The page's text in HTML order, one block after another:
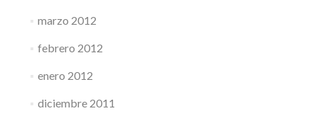
marzo 2012
febrero 2012
enero 2012
diciembre 2011